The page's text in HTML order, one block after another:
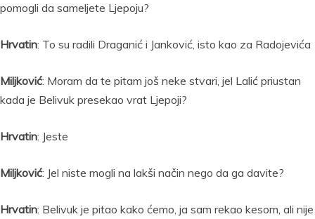
pomogli da sameljete Ljepoju?
Hrvatin: To su radili Draganić i Janković, isto kao za Radojevića
Miljković: Moram da te pitam još neke stvari, jel Lalić priustan
kada je Belivuk presekao vrat Ljepoji?
Hrvatin: Jeste
Miljković: Jel niste mogli na lakši način nego da ga davite?
Hrvatin: Belivuk je pitao kako ćemo, ja sam rekao kesom, ali nije